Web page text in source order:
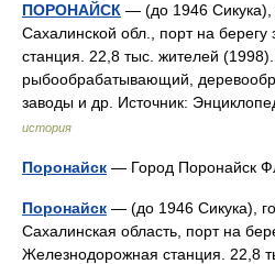
ПОРОНАЙСК — (до 1946 Сикука),
Сахалинской обл., порт на
станция. 22,8 тыс. жителей
рыбообрабатывающий,
заводы и др. Источник:
история
Поронайск — Город Поронайск
Поронайск — (до 1946 Сикука),
Сахалинская область, порт на
Железнодорожная станция. 22,8